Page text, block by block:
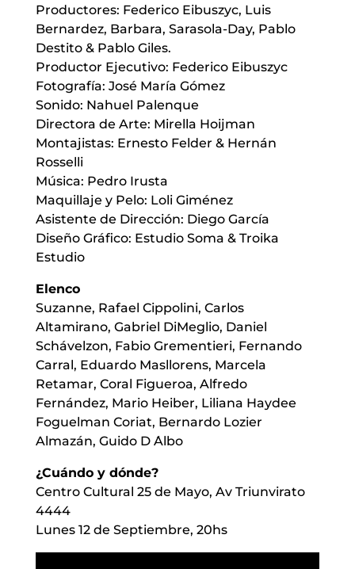
Productores: Federico Eibuszyc, Luis
Bernardez, Barbara, Sarasola-Day, Pablo
Destito & Pablo Giles.
Productor Ejecutivo: Federico Eibuszyc
Fotografía: José María Gómez
Sonido: Nahuel Palenque
Directora de Arte: Mirella Hoijman
Montajistas: Ernesto Felder & Hernán
Rosselli
Música: Pedro Irusta
Maquillaje y Pelo: Loli Giménez
Asistente de Dirección: Diego García
Diseño Gráfico: Estudio Soma & Troika
Estudio
Elenco
Suzanne, Rafael Cippolini, Carlos
Altamirano, Gabriel DiMeglio, Daniel
Schávelzon, Fabio Grementieri, Fernando
Carral, Eduardo Masllorens, Marcela
Retamar, Coral Figueroa, Alfredo
Fernández, Mario Heiber, Liliana Haydee
Foguelman Coriat, Bernardo Lozier
Almazán, Guido D ́Albo
¿Cuándo y dónde?
Centro Cultural 25 de Mayo, Av Triunvirato
4444
Lunes 12 de Septiembre, 20hs